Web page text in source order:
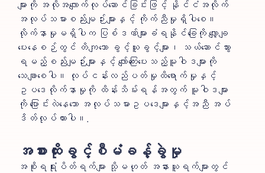
များကို အလိုအလျောက်လုပ်ဆောင်ခြင်းဖြင့် နိုင်ငံအလိုက်
အလုပ်သမားစည်းမျဉ်းများနှင့် ကိုက်ညီမှုရှိပါစေ။
လိုက်နာမှုမရှိပါက ပြစ်ဒဏ်များခံရနိုင်ခြေကို လျှော့ချ
ပေးနေစဉ်တွင် တိကျသော ခွင့်ယူခွင့်များ၊ သယ်ဆောင်သွား
ရမည့်စည်းမျဉ်းများနှင့် လျော်ကြေးပေးသည့်မူဝါဒများကို
သေချာစေပါ။ လုပ်ငန်းလည်ပတ်မှုထိရောက်မှုနှင့်
ဥပဒေလိုက်နာမှုကို ထိန်းသိမ်းရန်အတွက် မူဝါဒများ
ကို ပြောင်းလဲနေသော အလုပ်သမားဥပဒေများနှင့်အညီ အပ်
ဒိတ်လုပ်ထားပါ။.
အစားထိုးခွင့်စီမံခန့်ခွဲမှု
အစိုးရရုံးပိတ်ရက်များ သို့မဟုတ် အနားယူရက်များတွင်